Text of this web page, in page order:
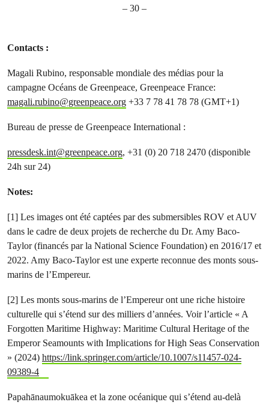
– 30 –
Contacts :
Magali Rubino, responsable mondiale des médias pour la
campagne Océans de Greenpeace, Greenpeace France:
magali.rubino@greenpeace.org +33 7 78 41 78 78 (GMT+1)
Bureau de presse de Greenpeace International :
pressdesk.int@greenpeace.org, +31 (0) 20 718 2470 (disponible
24h sur 24)
Notes:
[1] Les images ont été captées par des submersibles ROV et AUV
dans le cadre de deux projets de recherche du Dr. Amy Baco-
Taylor (financés par la National Science Foundation) en 2016/17 et
2022. Amy Baco-Taylor est une experte reconnue des monts sous-
marins de l’Empereur.
[2] Les monts sous-marins de l’Empereur ont une riche histoire
culturelle qui s’étend sur des milliers d’années. Voir l’article « A
Forgotten Maritime Highway: Maritime Cultural Heritage of the
Emperor Seamounts with Implications for High Seas Conservation
» (2024) https://link.springer.com/article/10.1007/s11457-024-
09389-4
Papahānaumokuākea et la zone océanique qui s’étend au-delà